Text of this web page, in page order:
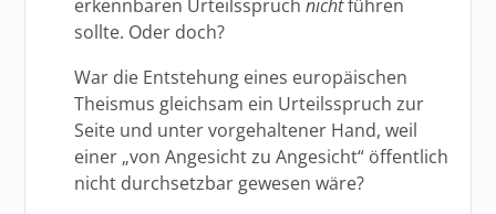
erkennbaren Urteilsspruchnichtführen
sollte. Oder doch?
War die Entstehung eines europäischen
Theismus gleichsam ein Urteilsspruch zur
Seite und unter vorgehaltener Hand, weil
einer „von Angesicht zu Angesicht“ öffentlich
nicht durchsetzbar gewesen wäre?